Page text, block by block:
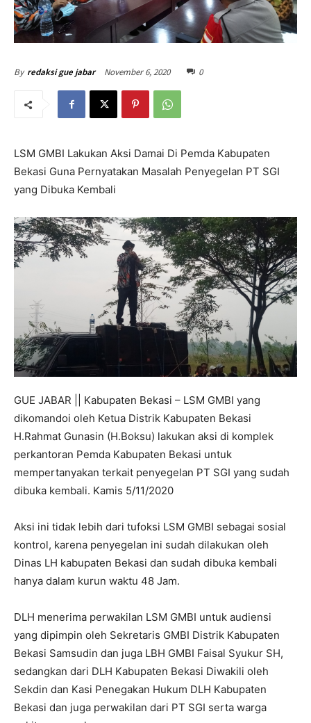
By redaksi gue jabar November 6, 2020 0
LSM GMBI Lakukan Aksi Damai Di Pemda Kabupaten
Bekasi Guna Pernyatakan Masalah Penyegelan PT SGI
yang Dibuka Kembali
GUE JABAR || Kabupaten Bekasi – LSM GMBI yang
dikomandoi oleh Ketua Distrik Kabupaten Bekasi
H.Rahmat Gunasin (H.Boksu) lakukan aksi di komplek
perkantoran Pemda Kabupaten Bekasi untuk
mempertanyakan terkait penyegelan PT SGI yang sudah
dibuka kembali. Kamis 5/11/2020
Aksi ini tidak lebih dari tufoksi LSM GMBI sebagai sosial
kontrol, karena penyegelan ini sudah dilakukan oleh
Dinas LH kabupaten Bekasi dan sudah dibuka kembali
hanya dalam kurun waktu 48 Jam.
DLH menerima perwakilan LSM GMBI untuk audiensi
yang dipimpin oleh Sekretaris GMBI Distrik Kabupaten
Bekasi Samsudin dan juga LBH GMBI Faisal Syukur SH,
sedangkan dari DLH Kabupaten Bekasi Diwakili oleh
Sekdin dan Kasi Penegakan Hukum DLH Kabupaten
Bekasi dan juga perwakilan dari PT SGI serta warga